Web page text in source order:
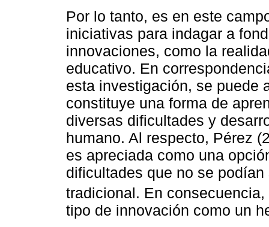
Por lo tanto, es en este
iniciativas para indagar a
innovaciones, como la
educativo. En
esta investigación, se puede
constituye una forma de
diversas dificultades y
humano. Al respecto, Pérez
es apreciada como una
dificultades que no se
tradicional. En consecuencia,
tipo de innovación como un